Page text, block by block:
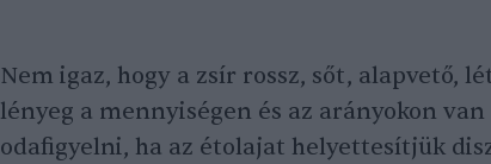
Nem igaz, hogy a zsír rossz, sőt, alapvető,
lényeg a mennyiségen és az arányokon
odafigyelni, ha az étolajat helyettesítjük